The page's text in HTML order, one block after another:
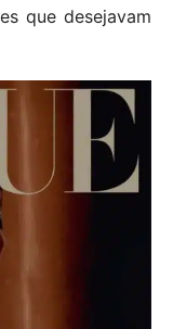
que desejavam